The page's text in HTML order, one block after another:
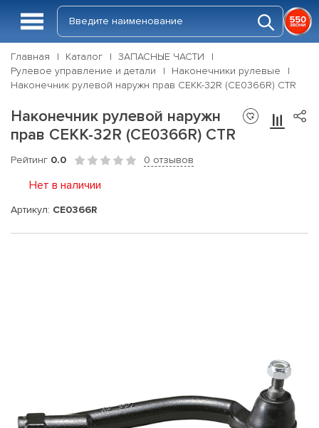
Главная Каталог
ЗАПАСНЫЕ ЧАСТИ
Рулевое управление и детали
Наконечники рулевые
Наконечник рулевой наружн прав CEKK-32R (CE0366R) CTR
Наконечник рулевой наружн
прав CEKK-32R (CE0366R) CTR
Рейтинг 0.0 0 отзывов
Нет в наличии
Артикул: CE0366R